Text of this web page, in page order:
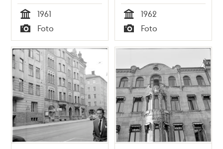
Tid
1961
Typ
Foto Tid
1962
Typ
Foto